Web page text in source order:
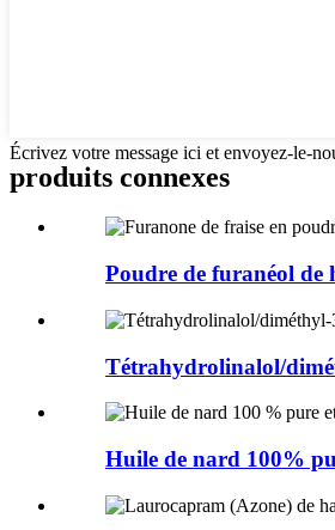
Écrivez votre message ici et envoyez-le-
produits connexes
Poudre de furanéol
Tétrahydrolinalol/
Huile de nard 100%